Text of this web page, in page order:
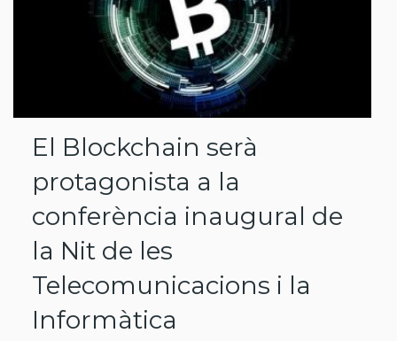
El Blockchain serà
protagonista a la
conferència inaugural de
la Nit de les
Telecomunicacions i la
Informàtica